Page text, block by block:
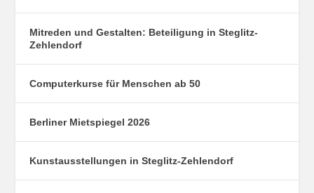
Mitreden und Gestalten: Beteiligung in Steglitz-
Zehlendorf
Computerkurse für Menschen ab 50
Berliner Mietspiegel 2026
Kunstausstellungen in Steglitz-Zehlendorf